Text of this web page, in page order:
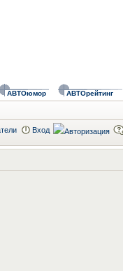
АВТОюмор АВТОрейтинг
Вход